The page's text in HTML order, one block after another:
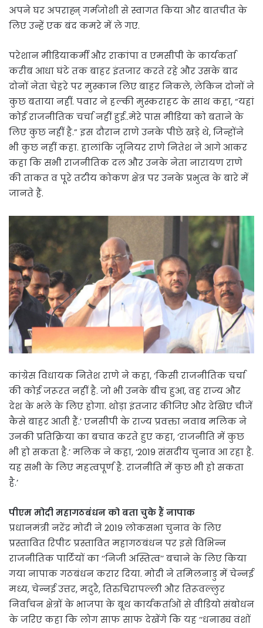
अपने घर अपराह्न् गर्मजोशी से स्वागत किया और बातचीत के
लिए उन्हें एक बंद कमरे में ले गए.
परेशान मीडियाकर्मी और राकांपा व एमसीपी के कार्यकर्ता
करीब आधा घंटे तक बाहर इंतजार करते रहे और उसके बाद
दोनों नेता चेहरे पर मुस्कान लिए बाहर निकले, लेकिन दोनों ने
कुछ बताया नहीं. पवार ने हल्की मुस्कराहट के साथ कहा, “यहां
कोई राजनीतिक चर्चा नहीं हुई..मेरे पास मीडिया को बताने के
लिए कुछ नहीं है.” इस दौरान राणे उनके पीछे खड़े थे, जिन्होंने
भी कुछ नहीं कहा. हालांकि जूनियर राणे नितेश ने आगे आकर
कहा कि सभी राजनीतिक दल और उनके नेता नारायण राणे
की ताकत व पूरे तटीय कोकण क्षेत्र पर उनके प्रभुत्व के बारे में
जानते हैं.
कांग्रेस विधायक नितेश राणे ने कहा, ‘किसी राजनीतिक चर्चा
की कोई जरूरत नहीं है. जो भी उनके बीच हुआ, वह राज्य और
देश के भले के लिए होगा. थोड़ा इंतजार कीजिए और देखिए चीजें
कैसे बाहर आती हैं.’ एनसीपी के राज्य प्रवक्ता नवाब मलिक ने
उनकी प्रतिक्रिया का बचाव करते हुए कहा, ‘राजनीति में कुछ
भी हो सकता है.’ मलिक ने कहा, ‘2019 संसदीय चुनाव आ रहा है.
यह सभी के लिए महत्वपूर्ण है. राजनीति में कुछ भी हो सकता
है.’
पीएम मोदी महागठबंधन को बता चुके हैं नापाक
प्रधानमंत्री नरेंद्र मोदी ने 2019 लोकसभा चुनाव के लिए
प्रस्तावित रिपीट प्रस्तावित महागठबंधन पर इसे विभिन्न
राजनीतिक पार्टियों का ‘‘निजी अस्तित्व’’ बचाने के लिए किया
गया नापाक गठबंधन करार दिया. मोदी ने तमिलनाडु में चेन्नई
मध्य, चेन्नई उत्तर, मदुरै, तिरुचिरापल्ली और तिरूवल्लुर
निर्वाचन क्षेत्रों के भाजपा के बूथ कार्यकर्ताओं से वीडियो संबोधन
के जरिए कहा कि लोग साफ साफ देखेंगे कि यह ‘‘धनाढ्य वंशों